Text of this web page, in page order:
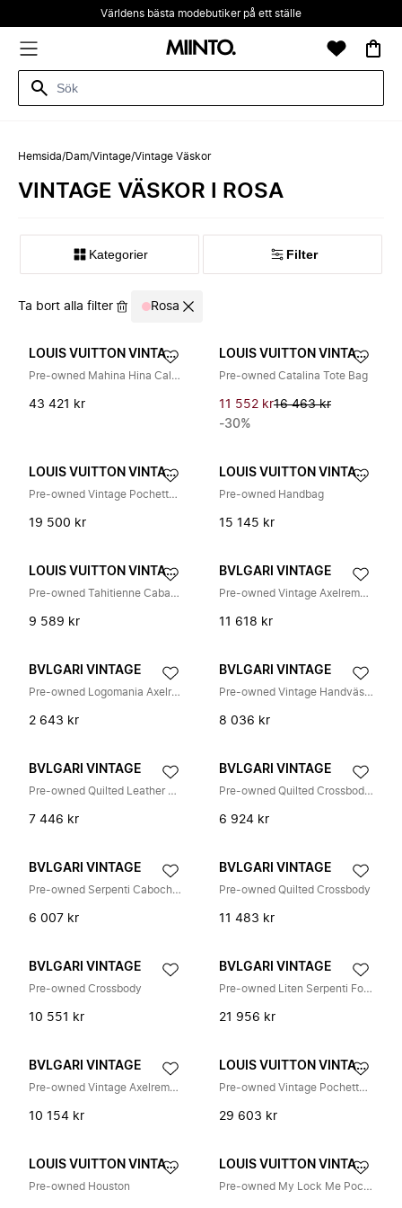
Världens bästa modebutiker på ett ställe
Hemsida/Dam/Vintage/Vintage Väskor
VINTAGE VÄSKOR I ROSA
Kategorier Filter
Ta bort alla filter Rosa
LOUIS VUITTON VINTAGE
Pre-owned Mahina Hina Calf Bag
43 421 kr
LOUIS VUITTON VINTAGE
Pre-owned Catalina Tote Bag
11 552 kr16 463 kr
-30%
LOUIS VUITTON VINTAGE
Pre-owned Vintage Pochette Axelremsväska
19 500 kr
LOUIS VUITTON VINTAGE
Pre-owned Handbag
15 145 kr
LOUIS VUITTON VINTAGE
Pre-owned Tahitienne Cabas GM
9 589 kr
BVLGARI VINTAGE
Pre-owned Vintage Axelremsväska
11 618 kr
BVLGARI VINTAGE
Pre-owned Logomania Axelremsväska
2 643 kr
BVLGARI VINTAGE
Pre-owned Vintage Handväska
8 036 kr
BVLGARI VINTAGE
Pre-owned Quilted Leather Crossbody Bag
7 446 kr
BVLGARI VINTAGE
Pre-owned Quilted Crossbody Bag
6 924 kr
BVLGARI VINTAGE
Pre-owned Serpenti Cabochon Slät Kalvskinn Axelremsväska
6 007 kr
BVLGARI VINTAGE
Pre-owned Quilted Crossbody
11 483 kr
BVLGARI VINTAGE
Pre-owned Crossbody
10 551 kr
BVLGARI VINTAGE
Pre-owned Liten Serpenti Forever Crossbody Bag
21 956 kr
BVLGARI VINTAGE
Pre-owned Vintage Axelremsväska
10 154 kr
LOUIS VUITTON VINTAGE
Pre-owned Vintage Pochette Axelremsväska
29 603 kr
LOUIS VUITTON VINTAGE
Pre-owned Houston
LOUIS VUITTON VINTAGE
Pre-owned My Lock Me Pochette